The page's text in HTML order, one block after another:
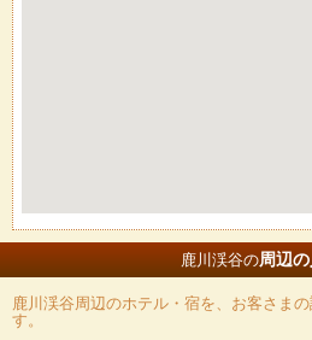
鹿川渓谷の周辺
鹿川渓谷周辺のホテル・宿を、お客さま
す。